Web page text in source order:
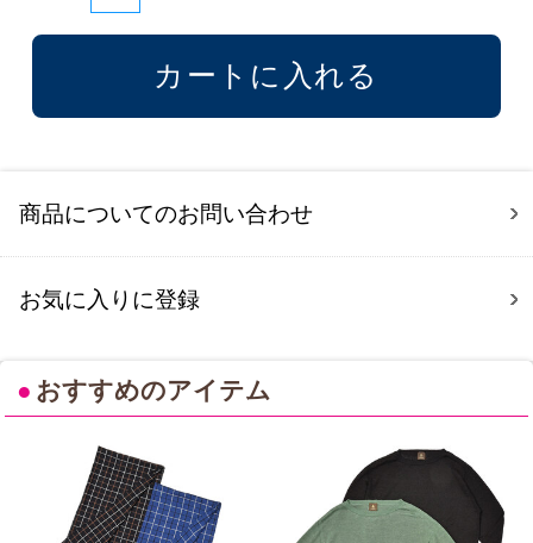
商品についてのお問い合わせ
お気に入りに登録
● おすすめのアイテム